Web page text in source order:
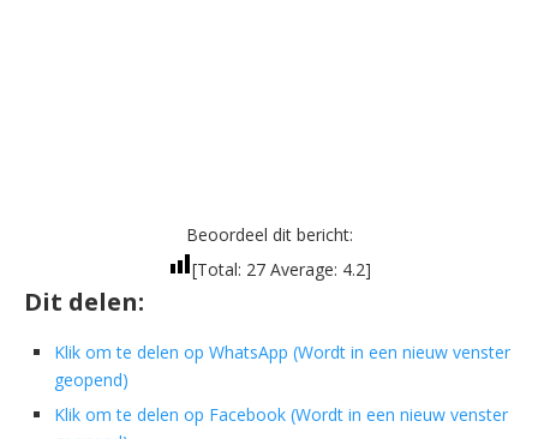
Beoordeel dit bericht:
[Total: 27Average: 4.2]
Dit delen:
Klik om te delen op WhatsApp (Wordt in een nieuw venster
geopend)
Klik om te delen op Facebook (Wordt in een nieuw venster